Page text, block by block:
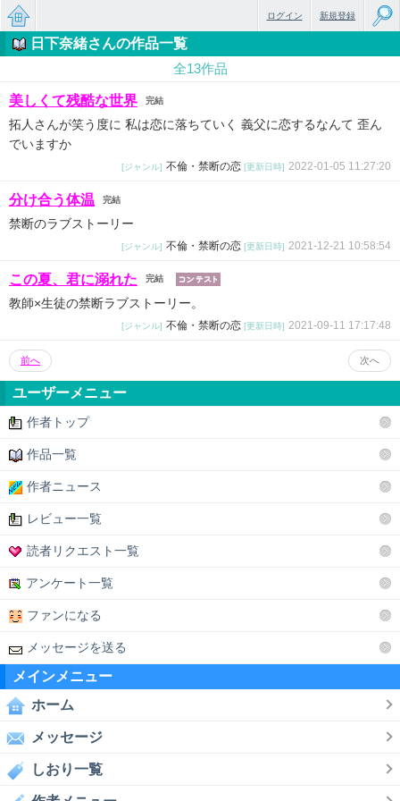
無料で
るちょ
っと大
ータイ
新規登録
ログイン
日下奈緒さんの作品一覧
全13作品
美しくて残酷な世界 完結
拓人さんが笑う度に 私は恋に落ちていく 義父に恋するなんて 歪ん
でいますか
[ジャンル] 不倫・禁断の恋 [更新日時] 2022-01-05 11:27:20
分け合う体温 完結
禁断のラブストーリー
[ジャンル] 不倫・禁断の恋 [更新日時] 2021-12-21 10:58:54
この夏、君に溺れた 完結
教師×生徒の禁断ラブストーリー。
[ジャンル] 不倫・禁断の恋 [更新日時] 2021-09-11 17:17:48
前へ 次へ
ユーザーメニュー
作者トップ
作品一覧
作者ニュース
レビュー一覧
読者リクエスト一覧
アンケート一覧
ファンになる
メッセージを送る
メインメニュー
ホーム
メッセージ
しおり一覧